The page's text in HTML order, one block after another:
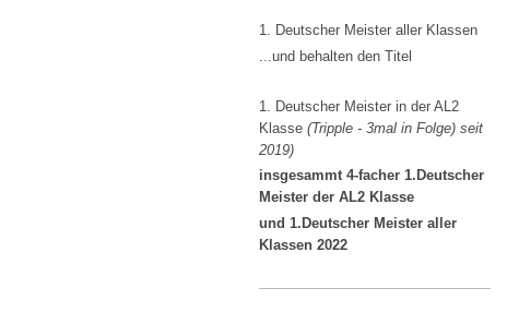
1. Deutscher Meister aller Klassen
...und behalten den Titel
1. Deutscher Meister in der AL2
Klasse (Tripple - 3mal in Folge) seit
2019)
insgesammt 4-facher 1.Deutscher
Meister der AL2 Klasse
und 1.Deutscher Meister aller
Klassen 2022